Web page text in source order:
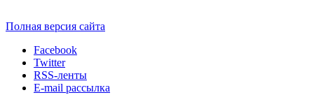
Полная версия сайта
Facebook
Twitter
RSS-ленты
E-mail рассылка